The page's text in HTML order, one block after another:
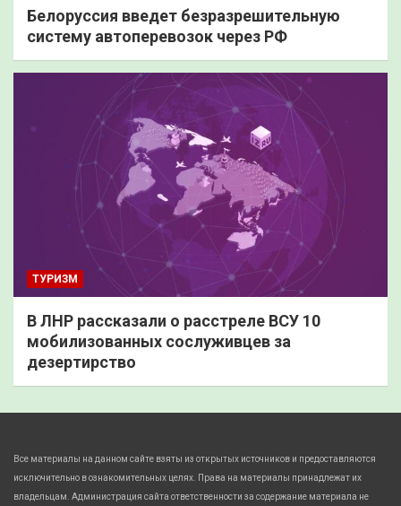
Белоруссия введет безразрешительную
систему автоперевозок через РФ
ТУРИЗМ
В ЛНР рассказали о расстреле ВСУ 10
мобилизованных сослуживцев за
дезертирство
Все материалы на данном сайте взяты из открытых источников и предоставляются
исключительно в ознакомительных целях. Права на материалы принадлежат их
владельцам. Администрация сайта ответственности за содержание материала не